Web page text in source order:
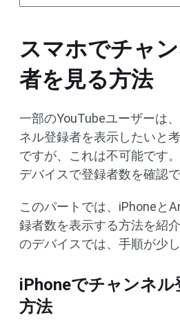
スマホでチャ
者を見る方法
一部のYouTubeユーザーは
ネル登録者を表示したいと
ですが、これは不可能です
デバイスで登録者数を確認で
このパートでは、iPhoneと
録者数を表示する方法を紹
のデバイスでは、手順が少し
iPhoneでチャンネル
方法